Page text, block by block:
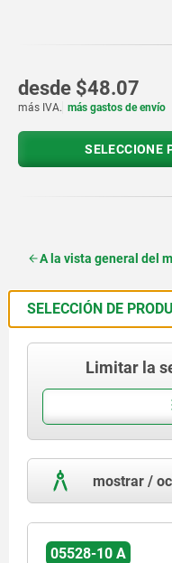
desde $48.07
más IVA. más gastos de envío
SELECCIONE
A la vista general del
SELECCIÓN DE
Limitar la
mostrar /
05528-10 A